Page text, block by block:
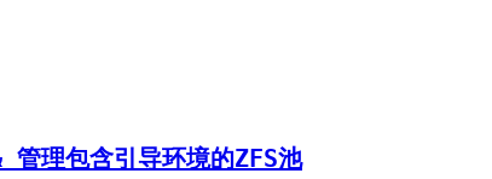
理包含引导环境的ZFS池